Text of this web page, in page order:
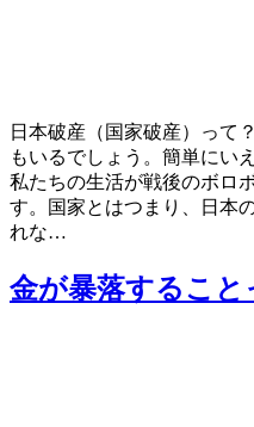
日本破産（国家破産）って
もいるでしょう。簡単にい
私たちの生活が戦後のボロ
す。国家とはつまり、日本
れな…
金が暴落すること